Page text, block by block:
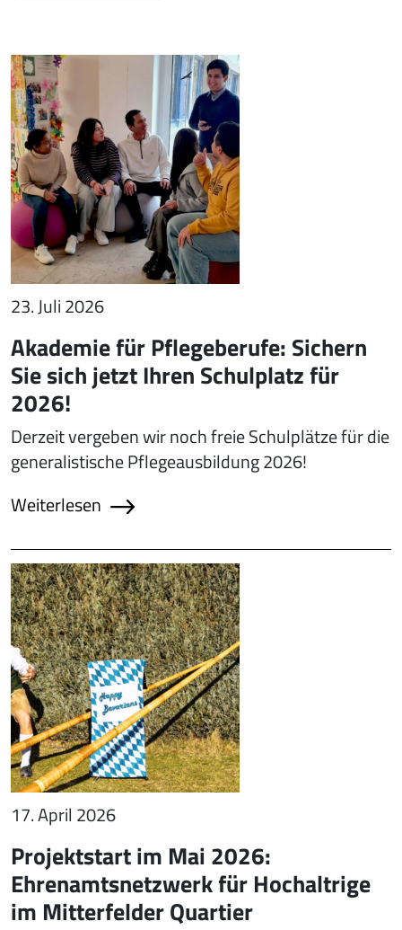
23. Juli 2026
Akademie für Pflegeberufe: Sichern
Sie sich jetzt Ihren Schulplatz für
2026!
Derzeit vergeben wir noch freie Schulplätze für die
generalistische Pflegeausbildung 2026!
Weiterlesen
17. April 2026
Projektstart im Mai 2026:
Ehrenamtsnetzwerk für Hochaltrige
im Mitterfelder Quartier